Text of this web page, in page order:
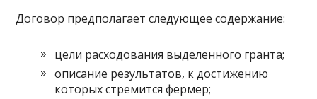
Договор предполагает следующее содержание:
цели расходования выделенного гранта;
описание результатов, к достижению
которых стремится фермер;